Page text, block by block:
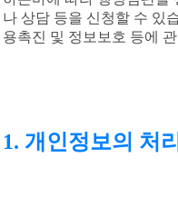
나 상담 등을 신청할 수 있
용촉진 및 정보보호 등에
1. 개인정보의 처